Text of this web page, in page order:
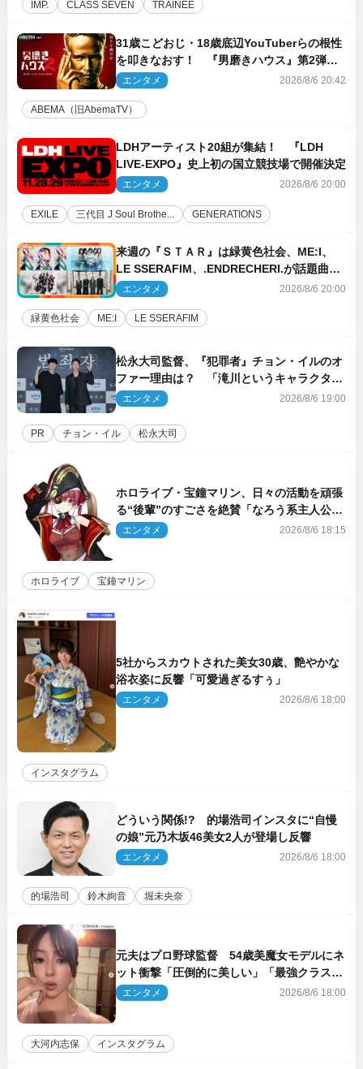
IMP. CLASS SEVEN TRAINEE
31歳こどおじ・18歳底辺YouTuberらの根性
を叩きなおす！ 『男磨きハウス』第2弾コ
ーチ陣発表
エンタメ 2026/8/6 20:42
ABEMA（旧AbemaTV）
LDHアーティスト20組が集結！ 『LDH
LIVE‐EXPO』史上初の国立競技場で開催決定
エンタメ 2026/8/6 20:00
EXILE 三代目 J Soul Brothe... GENERATIONS
来週の『ＳＴＡＲ』は緑黄色社会、ME:I、
LE SSERAFIM、.ENDRECHERI.が話題曲を
パフォーマンス！
エンタメ 2026/8/6 20:00
緑黄色社会 ME:I LE SSERAFIM
松永大司監督、『犯罪者』チョン・イルのオ
ファー理由は？ 「滝川というキャラクター
に出会えたことは本当に運が良かった」
エンタメ 2026/8/6 19:00
PR チョン・イル 松永大司
ホロライブ・宝鐘マリン、日々の活動を頑張
る“後輩”のすごさを絶賛「なろう系主人公ま
である」
エンタメ 2026/8/6 18:15
ホロライブ 宝鐘マリン
5社からスカウトされた美女30歳、艶やかな
浴衣姿に反響「可愛過ぎるすぅ」
エンタメ 2026/8/6 18:00
インスタグラム
どういう関係!? 的場浩司インスタに“自慢
の娘”元乃木坂46美女2人が登場し反響
エンタメ 2026/8/6 18:00
的場浩司 鈴木絢音 堀未央奈
元夫はプロ野球監督 54歳美魔女モデルにネ
ット衝撃「圧倒的に美しい」「最強クラス」
「うっとり」
エンタメ 2026/8/6 18:00
大河内志保 インスタグラム